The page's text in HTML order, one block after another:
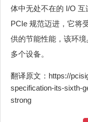
体中无处不在的 I/O
PCIe 规范迈进，它将
供的节能性能，该环
多个设备。
翻译原文：https://
specification-its-sixth-
strong